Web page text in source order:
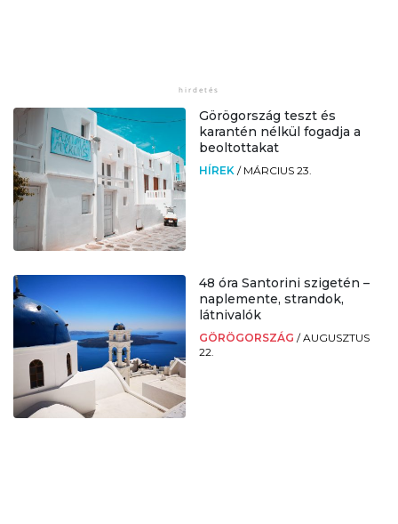
Görögország teszt és
karantén nélkül fogadja a
beoltottakat
HÍREK / MÁRCIUS 23.
48 óra Santorini szigetén –
naplemente, strandok,
látnivalók
GÖRÖGORSZÁG /AUGUSZTUS
22.